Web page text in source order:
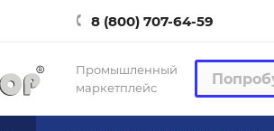
8 (800) 707-64-59
Промышленный
маркетплейс